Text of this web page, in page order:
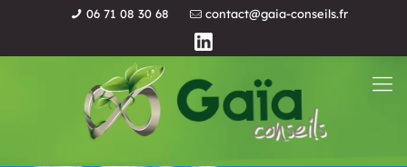
06 71 08 30 68 contact@gaia-conseils.fr